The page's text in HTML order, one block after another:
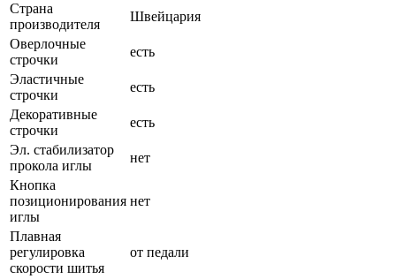
Страна
производителя
Швейцария
Оверлочные
строчки
есть
Эластичные
строчки
есть
Декоративные
строчки
есть
Эл. стабилизатор
прокола иглы
нет
Кнопка
позиционирования
иглы
нет
Плавная
регулировка
скорости шитья
от педали